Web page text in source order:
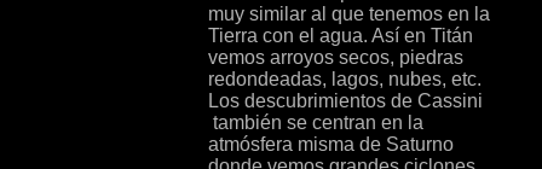
muy similar al que tenemos en la
Tierra con el agua. Así en Titán
vemos arroyos secos, piedras
redondeadas, lagos, nubes, etc.
Los descubrimientos de Cassini
también se centran en la
atmósfera misma de Saturno